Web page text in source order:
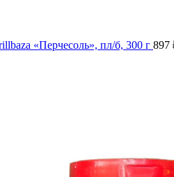
«Перчесоль», пл/б, 300 г 897